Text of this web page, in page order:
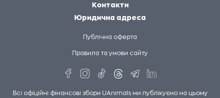
Контакти
Юридична адреса
Публічна оферта
Правила та умови сайту
Всі офіційні фінансові збори UAnimals ми публікуємо на цьому